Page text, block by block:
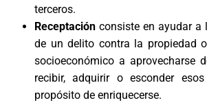
terceros.
Receptación consiste en ayudar a
de un delito contra la propiedad
socioeconómico a aprovecharse
recibir, adquirir o esconder
propósito de enriquecerse.